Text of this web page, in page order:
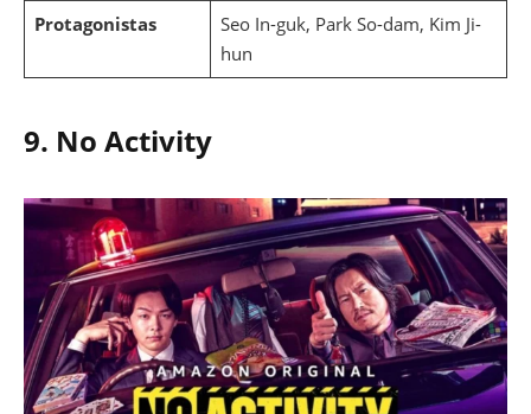
Protagonistas
Seo In-guk, Park So-dam, Kim Ji-
hun
9. No Activity